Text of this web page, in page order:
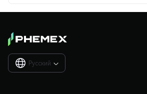
Русский 